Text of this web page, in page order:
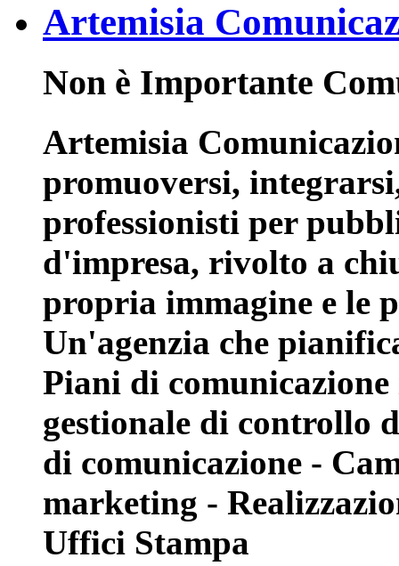
Artemisia
Non è Importante
Artemisia
promuoversi,
professionisti per
d'impresa, rivolto a
propria immagine e le
Un'agenzia che
Piani di
gestionale di controllo
di comunicazione -
marketing -
Uffici Stampa